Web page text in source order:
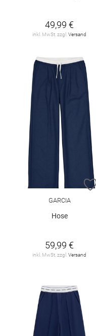
49,99 €
inkl. MwSt. zzgl. Versand
GARCIA
Hose
59,99 €
inkl. MwSt. zzgl. Versand